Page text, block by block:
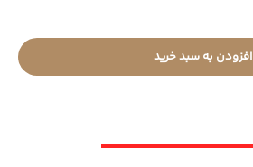
افزودن به سبد خرید